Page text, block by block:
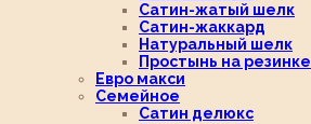
Сатин-жатый шелк
Сатин-жаккард
Натуральный шелк
Простынь на резинке
Евро макси
Семейное
Сатин делюкс